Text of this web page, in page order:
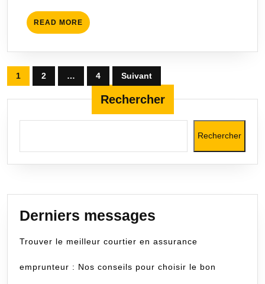
READ MORE READ
MORE
Pagination
des
1 2 … 4 Suivant
Rechercher
Rechercher
Derniers messages
Trouver le meilleur courtier en assurance
emprunteur : Nos conseils pour choisir le bon